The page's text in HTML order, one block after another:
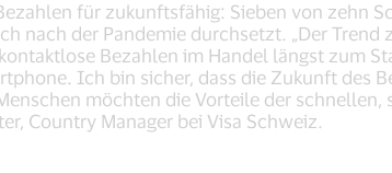
für zukunftsfähig: Sieben von zehn
nach der Pandemie durchsetzt. „Der
Bezahlen im Handel längst zum
Ich bin sicher, dass die Zukunft des
möchten die Vorteile der
Country Manager bei Visa Schweiz.